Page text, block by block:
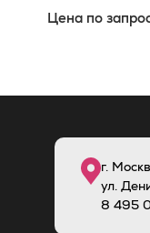
Цена по
г.
ул.
8 495